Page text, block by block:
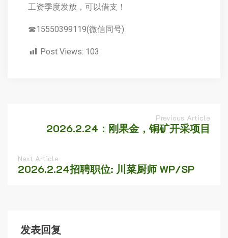
工资季度发放，可以借支！
☎15550399119(微信同号)
Post Views: 103
Previous Article
2026.2.24：刚果金，铜矿开采项目
Next Article
2026.2.24招聘职位: 川菜厨师 WP/SP
发表回复